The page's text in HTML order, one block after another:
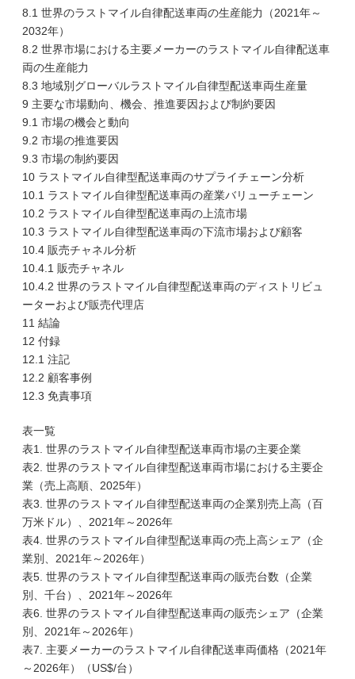
8.1 世界のラストマイル自律配送車両の生産能力（2021年～
2032年）
8.2 世界市場における主要メーカーのラストマイル自律配送車
両の生産能力
8.3 地域別グローバルラストマイル自律型配送車両生産量
9 主要な市場動向、機会、推進要因および制約要因
9.1 市場の機会と動向
9.2 市場の推進要因
9.3 市場の制約要因
10 ラストマイル自律型配送車両のサプライチェーン分析
10.1 ラストマイル自律型配送車両の産業バリューチェーン
10.2 ラストマイル自律型配送車両の上流市場
10.3 ラストマイル自律型配送車両の下流市場および顧客
10.4 販売チャネル分析
10.4.1 販売チャネル
10.4.2 世界のラストマイル自律型配送車両のディストリビュ
ーターおよび販売代理店
11 結論
12 付録
12.1 注記
12.2 顧客事例
12.3 免責事項
表一覧
表1. 世界のラストマイル自律型配送車両市場の主要企業
表2. 世界のラストマイル自律型配送車両市場における主要企
業（売上高順、2025年）
表3. 世界のラストマイル自律型配送車両の企業別売上高（百
万米ドル）、2021年～2026年
表4. 世界のラストマイル自律型配送車両の売上高シェア（企
業別、2021年～2026年）
表5. 世界のラストマイル自律型配送車両の販売台数（企業
別、千台）、2021年～2026年
表6. 世界のラストマイル自律型配送車両の販売シェア（企業
別、2021年～2026年）
表7. 主要メーカーのラストマイル自律配送車両価格（2021年
～2026年）（US$/台）